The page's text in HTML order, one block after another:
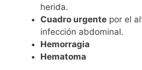
herida.
Cuadro urgente por el
infección abdominal.
Hemorragia
Hematoma